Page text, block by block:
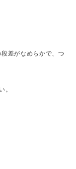
差がなめらかで、つ
。